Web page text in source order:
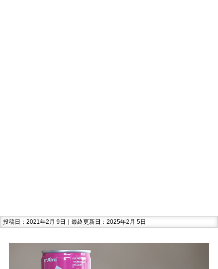
投稿日：2021年2月 9日｜最終更新日：2025年2月 5日